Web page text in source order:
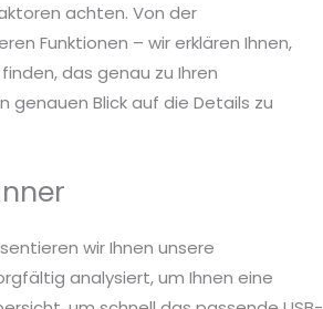
achten. Von der
Funktionen – wir erklären Ihnen,
das genau zu Ihren
genauen Blick auf die Details zu
wir Ihnen unsere
analysiert, um Ihnen eine